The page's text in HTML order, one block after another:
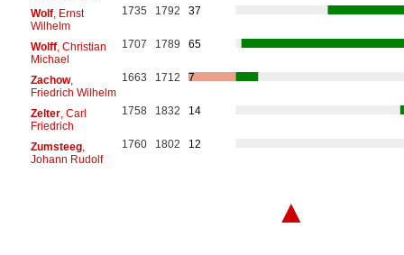
Wolf, Ernst
Wilhelm
1735 1792 37
Wolff, Christian
Michael
1707 1789 65
Zachow,
Friedrich Wilhelm
1663 1712 7
Zelter, Carl
Friedrich
1758 1832 14
Zumsteeg,
Johann Rudolf
1760 1802 12
▲